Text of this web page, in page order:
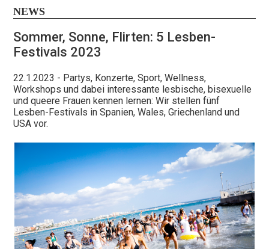
NEWS
Sommer, Sonne, Flirten: 5 Lesben-
Festivals 2023
22.1.2023 - Partys, Konzerte, Sport, Wellness,
Workshops und dabei interessante lesbische, bisexuelle
und queere Frauen kennen lernen: Wir stellen fünf
Lesben-Festivals in Spanien, Wales, Griechenland und
USA vor.